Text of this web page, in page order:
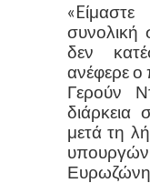
συνολική
δεν
ανέφερε ο
Γερούν
διάρκεια
μετά τη